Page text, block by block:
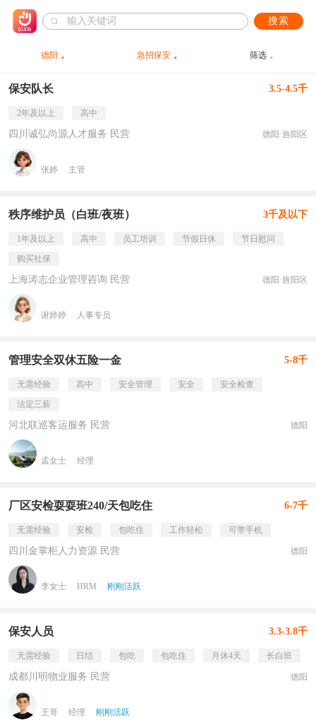
搜索
德阳 急招保安 筛选
保安队长 3.5-4.5千
2年及以上 高中
四川诚弘尚源人才服务 民营 德阳·旌阳区
张婷 主管
秩序维护员（白班/夜班） 3千及以下
1年及以上 高中 员工培训 节假日休
节日慰问
购买社保
上海涛志企业管理咨询 民营 德阳·旌阳区
谢婷婷 人事专员
管理安全双休五险一金 5-8千
无需经验 高中 安全管理 安全
安全检查
法定三薪
河北联巡客运服务 民营 德阳
孟女士 经理
厂区安检耍耍班240/天包吃住 6-7千
无需经验 安检 包吃住 工作轻松 可带手机
四川金掌柜人力资源 民营 德阳
李女士 HRM 刚刚活跃
保安人员 3.3-3.8千
无需经验 日结 包吃 包吃住 月休4天 长白班
成都川明物业服务 民营 德阳
王哥 经理 刚刚活跃